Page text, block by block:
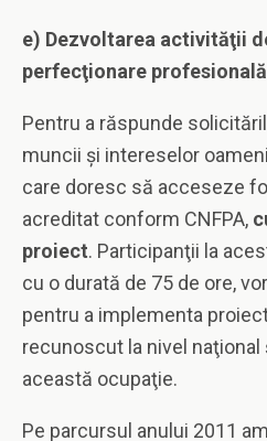
e) Dezvoltarea activităţii
perfecţionare
Pentru a răspunde
muncii şi intereselor
care doresc să acceseze
acreditat conform CNFPA,
proiect. Participanţii la
cu o durată de 75 de ore,
pentru a implementa
recunoscut la nivel naţional
această ocupaţie.
Pe parcursul anului 2011